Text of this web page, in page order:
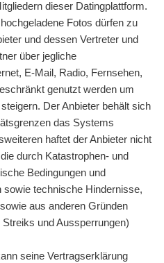
dieser Datingplattform.
Fotos dürfen zu
und dessen Vertreter und
über jegliche
E-Mail, Radio, Fernsehen,
genutzt werden um
Der Anbieter behält sich
das Systems
haftet der Anbieter nicht
durch Katastrophen- und
Bedingungen und
technische Hindernisse,
aus anderen Gründen
und Aussperrungen)
seine Vertragserklärung